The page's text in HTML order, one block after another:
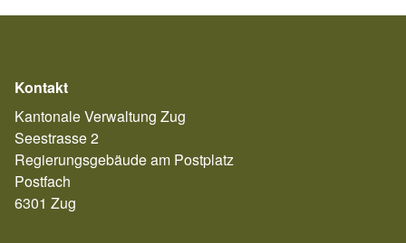
Kontakt
Kantonale Verwaltung Zug
Seestrasse 2
Regierungsgebäude am Postplatz
Postfach
6301 Zug